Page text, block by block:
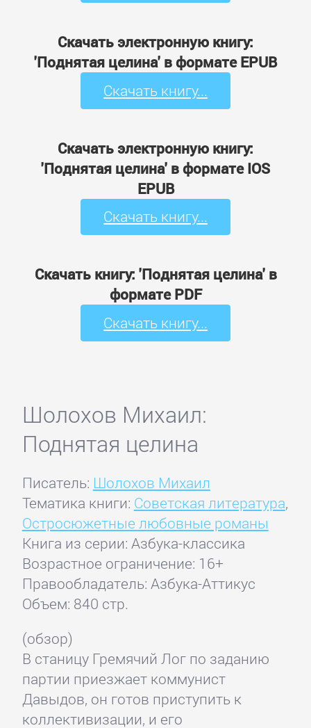
Скачать электронную книгу:
'Поднятая целина' в формате EPUB
Скачать книгу...
Скачать электронную книгу:
'Поднятая целина' в формате IOS
EPUB
Скачать книгу...
Скачать книгу: 'Поднятая целина' в
формате PDF
Скачать книгу...
Шолохов Михаил:
Поднятая целина
Писатель: Шолохов Михаил
Тематика книги: Советская литература,
Остросюжетные любовные романы
Книга из серии: Азбука-классика
Возрастное ограничение: 16+
Правообладатель: Азбука-Аттикус
Объем: 840 стр.
(обзор)
В станицу Гремячий Лог по заданию
партии приезжает коммунист
Давыдов, он готов приступить к
коллективизации, и его